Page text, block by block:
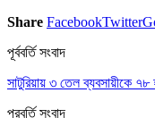
Share FacebookTwitter
পূর্ববর্তি সংবাদ
সাটুরিয়ায় ৩ তেল ব্যবসায়ীকে ৭৮
পরবর্তি সংবাদ